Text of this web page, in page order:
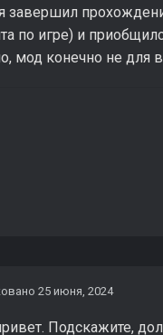
я завершил
по игре) и
мод конечно не для
25 июня, 2024
Подскажите,